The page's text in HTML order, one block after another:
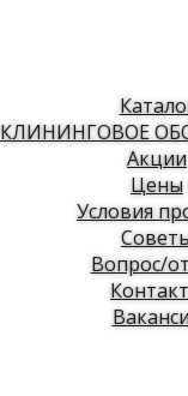
КЛИНИНГОВОЕ
Акции
Цены
Условия
Вопрос/